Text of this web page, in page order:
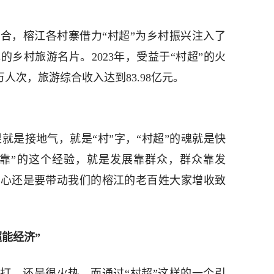
，榕江各村寨借力“村超”为乡村振兴注入了
乡村旅游名片。2023年，受益于“村超”的火
次，旅游综合收入达到83.98亿元。
是接地气，就是“村”字，“村超”的魂就是快
”的这个经验，就是发展靠群众，群众靠发
还是要带动我们的榕江的老百姓大家增收致
经济”